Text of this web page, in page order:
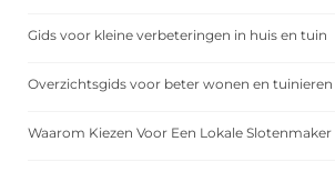
Gids voor kleine verbeteringen in huis en tuin
Overzichtsgids voor beter wonen en
Waarom Kiezen Voor Een Lokale Slotenmaker